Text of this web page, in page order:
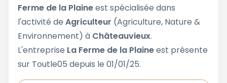
Ferme de la Plaineest spécialisée dans
l'activité de Agriculteur (Agriculture, Nature &
Environnement) à Châteauvieux.
L'entreprise La Ferme de la Plaineest présente
sur Toutle05 depuis le 01/01/25.